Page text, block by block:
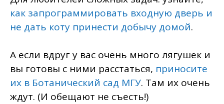
как запрограммировать входную дверь и
не дать коту принести добычу домой.
А если вдруг у вас очень много лягушек и
вы готовы с ними расстаться, приносите
их в Ботанический сад МГУ. Там их очень
ждут. (И обещают не съесть!)